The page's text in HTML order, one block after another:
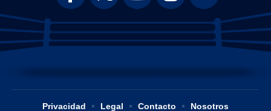
Privacidad Legal Contacto Nosotros